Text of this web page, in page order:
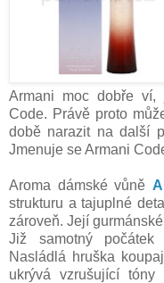
Armani moc dobře
Code. Právě proto
době narazit na další
Jmenuje seArmani
Aroma dámské vůně
strukturu a tajuplné
zároveň. Její
Již samotný počátek
Nasládlá hruška
ukrývá vzrušující tóny